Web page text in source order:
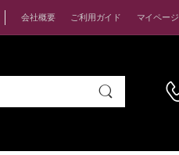
会社概要 ご利用ガイド マイページ